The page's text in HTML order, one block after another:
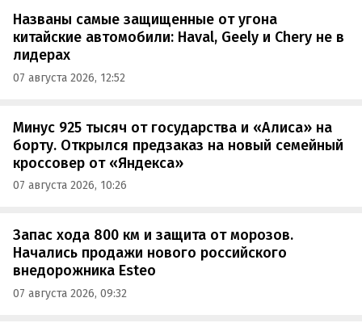
Названы самые защищенные от угона
китайские автомобили: Haval, Geely и Chery не в
лидерах
07 августа 2026, 12:52
Минус 925 тысяч от государства и «Алиса» на
борту. Открылся предзаказ на новый семейный
кроссовер от «Яндекса»
07 августа 2026, 10:26
Запас хода 800 км и защита от морозов.
Начались продажи нового российского
внедорожника Esteo
07 августа 2026, 09:32